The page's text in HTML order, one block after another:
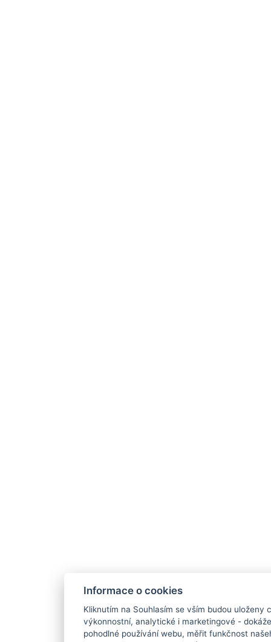
Informace o cookies
Kliknutím na Souhlasím se vším budou uloženy
výkonnostní, analytické i marketingové -
pohodlné používání webu, měřit funkčnost